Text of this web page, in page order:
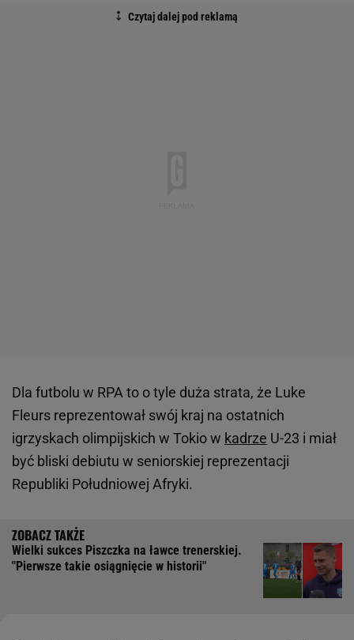
Dla futbolu w RPA to o tyle duża strata, że Luke
Fleurs reprezentował swój kraj na ostatnich
igrzyskach olimpijskich w Tokio w kadrze U-23 i miał
być bliski debiutu w seniorskiej reprezentacji
Republiki Południowej Afryki.
Wielki sukces Piszczka na ławce trenerskiej.
"Pierwsze takie osiągnięcie w historii"